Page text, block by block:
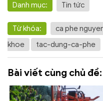
Danh mục: Tin tức
Từ khóa: ca phe
khoe
tac-dung-ca-phe
Bài viết cùng chủ đề: